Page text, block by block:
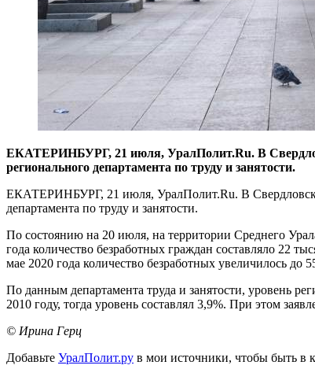
​ЕКАТЕРИНБУРГ, 21 июля, УралПолит.Ru. В
регионального департамента по труду и занятости.
ЕКАТЕРИНБУРГ, 21 июля, УралПолит.Ru. В
департамента по труду и занятости.
По состоянию на 20 июля, на территории Среднего
года количество безработных граждан составляло 22
мае 2020 года количество безработных увеличилось до
По данным департамента труда и занятости, уровень
2010 году, тогда уровень составлял 3,9%. При этом
© Ирина Герц
Добавьте УралПолит.ру в мои источники, чтобы быть в